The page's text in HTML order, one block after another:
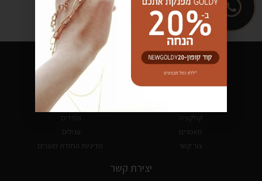
ניווט מהיר
עמוד הבית
קולקציה
מאמרים
צור קשר
קישורים
שרשראות ותליונים
טבעות
צמידים
עגילים
מדיניות החזרת מוצרים
יצירת קשר